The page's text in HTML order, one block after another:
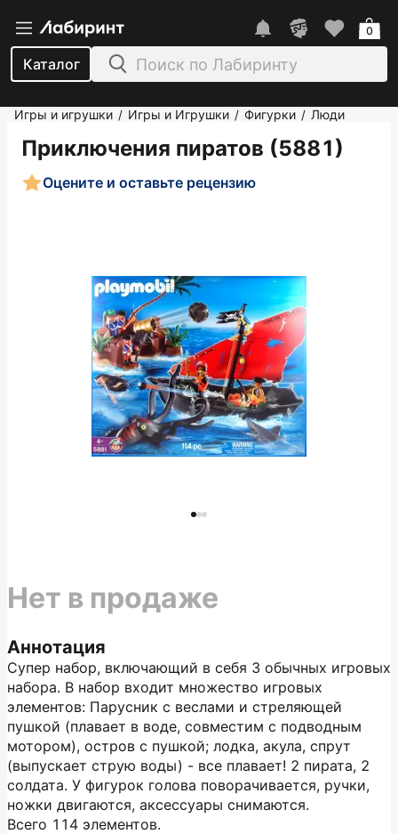
Каталог
0
Игры и игрушки / Игры и Игрушки / Фигурки / Люди
Приключения пиратов (5881)
Оцените и оставьте рецензию
Аннотация
Супер набор, включающий в себя 3 обычных игровых
набора. В набор входит множество игровых
элементов: Парусник с веслами и стреляющей
пушкой (плавает в воде, совместим с подводным
мотором), остров с пушкой; лодка, акула, спрут
(выпускает струю воды) - все плавает! 2 пирата, 2
солдата. У фигурок голова поворачивается, ручки,
ножки двигаются, аксессуары снимаются.
Всего 114 элементов.
Нет в продаже